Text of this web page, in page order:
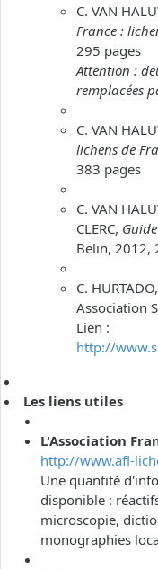
C. VAN
France :
295 pages
Attention :
remplacées
C. VAN
lichens de
383 pages
C. VAN
CLERC,
Belin, 2012,
C.
Association
Lien :
http://
Les liens utiles
L'Association
http://www.afl-
Une quantité
disponible :
microscopie,
monographies